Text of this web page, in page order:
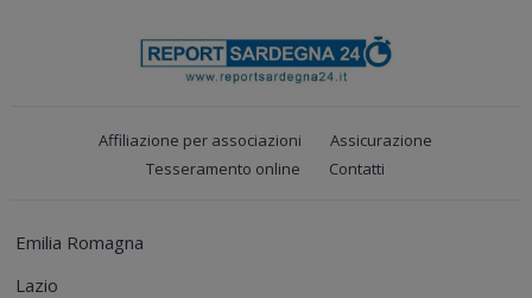
Affiliazione per associazioni
Assicurazione
Tesseramento online
Contatti
Emilia Romagna
Lazio